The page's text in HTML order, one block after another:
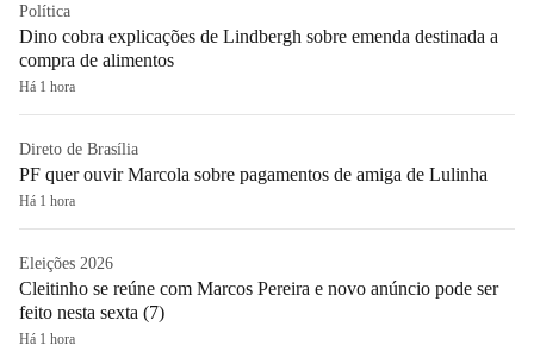
Política
Dino cobra explicações de Lindbergh sobre emenda destinada a
compra de alimentos
Há 1 hora
Direto de Brasília
PF quer ouvir Marcola sobre pagamentos de amiga de Lulinha
Há 1 hora
Eleições 2026
Cleitinho se reúne com Marcos Pereira e novo anúncio pode ser
feito nesta sexta (7)
Há 1 hora